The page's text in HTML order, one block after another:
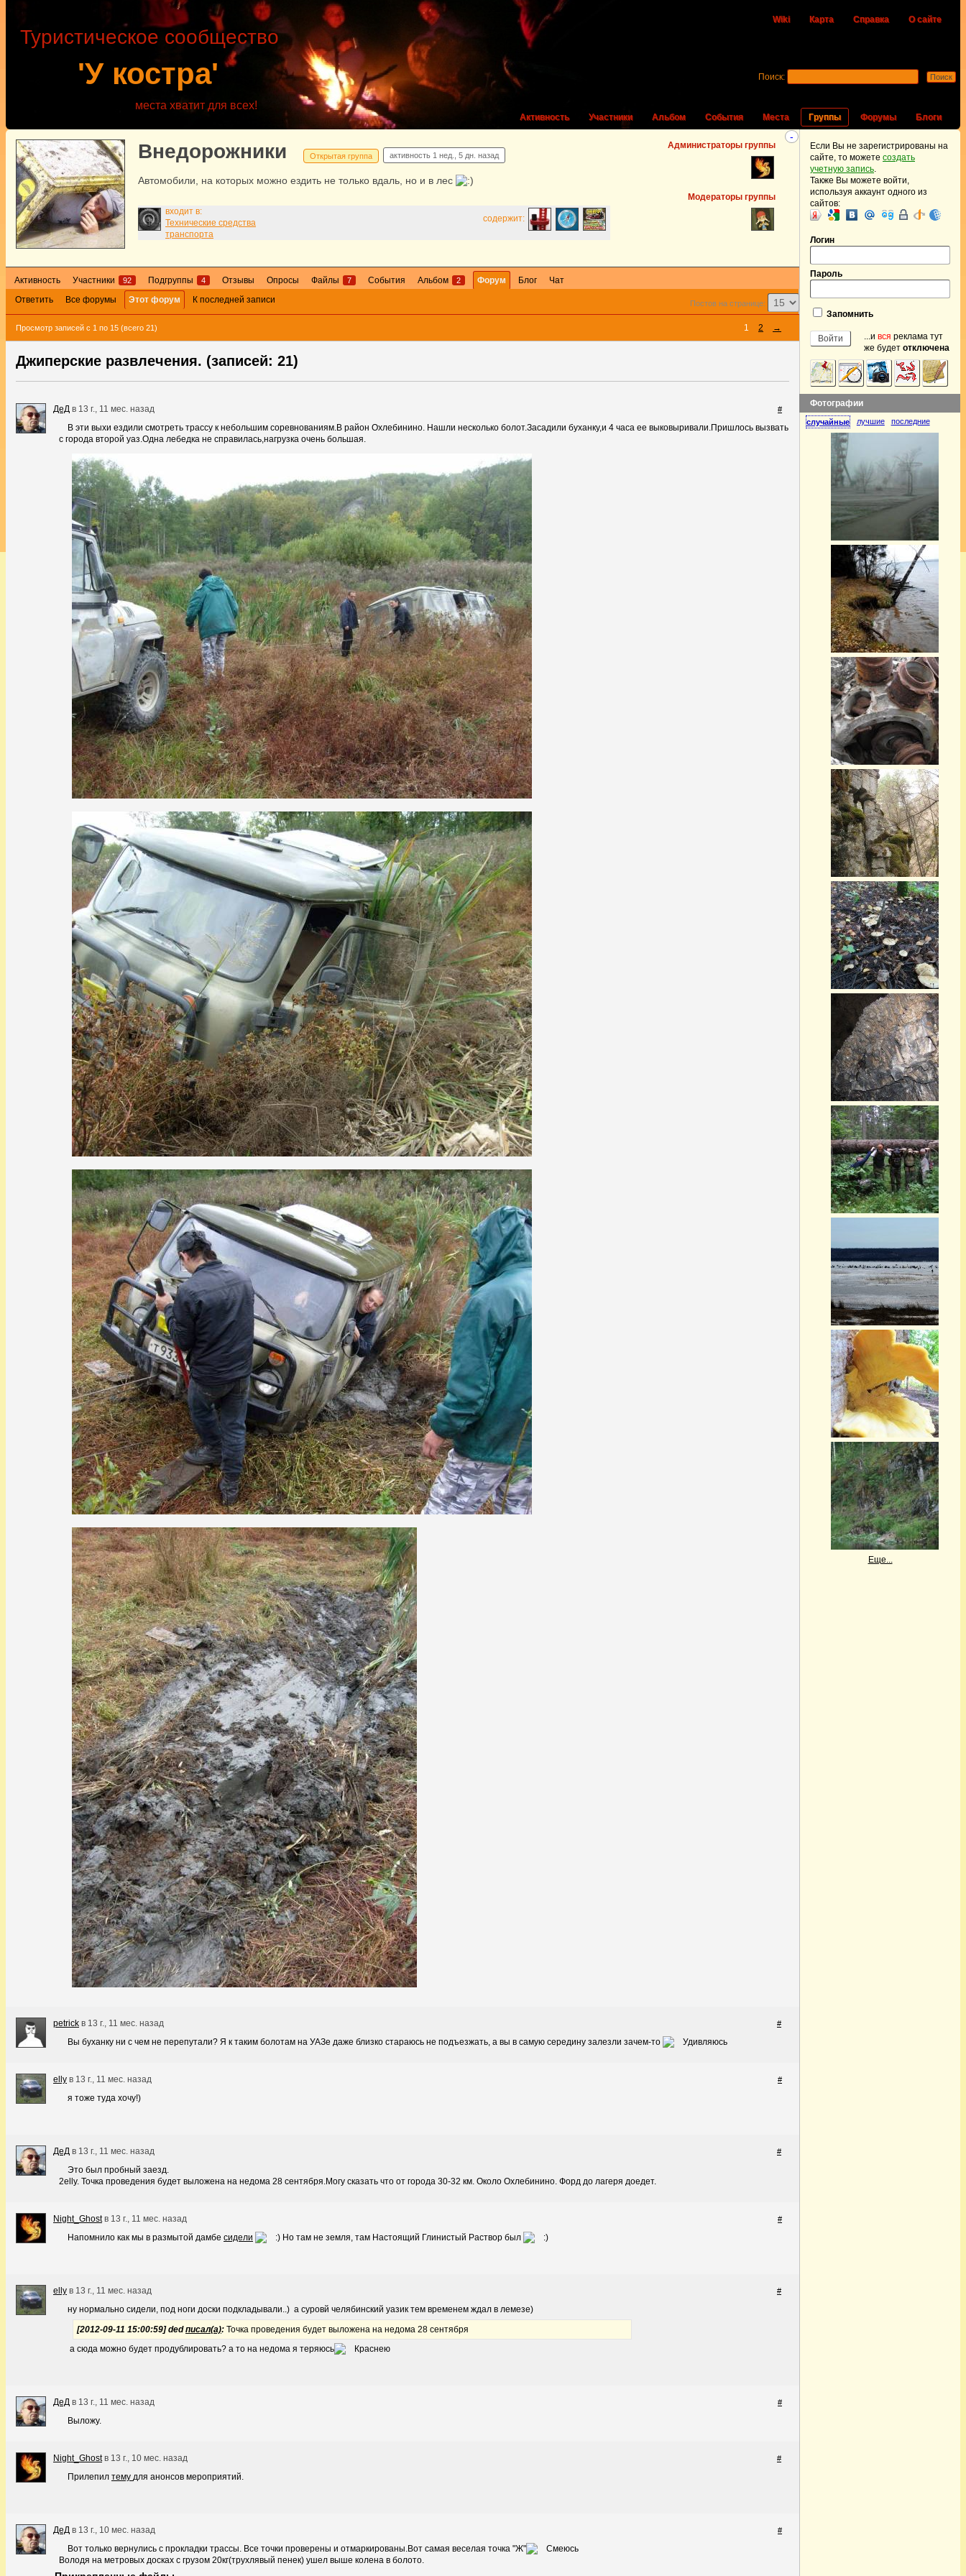
Wiki Карта Справка О сайте
'У костра'
Туристическое сообщество
места хватит для всех!
Активность Участники Альбом События Места Группы Форумы Блоги
Поиск:
-
Администраторы группы
Модераторы группы
Внедорожники Открытая группа активность 1 нед., 5 дн. назад
Автомобили, на которых можно ездить не только вдаль, но и в лес
входит в:
Технические средства
транспорта
содержит:
Активность Участники 92 Подгруппы 4 Отзывы Опросы Файлы 7 События Альбом 2 Форум Блог
Чат
Ответить
Все форумы Этот форум К последней записи Постов на странице:
Просмотр записей с 1 по 15 (всего 21) 1 2 →
Джиперские развлечения. (записей: 21)
ДеД в 13 г., 11 мес. назад
В эти выхи ездили смотреть трассу к небольшим соревнованиям.В район Охлебинино. Нашли несколько болот.Засадили буханку,и 4 часа ее выковыривали.Пришлось вызвать
с города второй уаз.Одна лебедка не справилась,нагрузка очень большая.
#
petrick в 13 г., 11 мес. назад
Вы буханку ни с чем не перепутали? Я к таким болотам на УАЗе даже близко стараюсь не подъезжать, а вы в самую середину залезли зачем-то
#
elly в 13 г., 11 мес. назад
я тоже туда хочу!)
#
ДеД в 13 г., 11 мес. назад
Это был пробный заезд.
2elly. Точка проведения будет выложена на недома 28 сентября.Могу сказать что от города 30-32 км. Около Охлебинино. Форд до лагеря доедет.
#
Night_Ghostв 13 г., 11 мес. назад
Напомнило как мы в размытой дамбе сидели Но там не земля, там Настоящий Глинистый Раствор был
#
elly в 13 г., 11 мес. назад
ну нормально сидели, под ноги доски подкладывали..) а суровй челябинский уазик тем временем ждал в лемезе)
[2012-09-11 15:00:59] dedписал(а): Точка проведения будет выложена на недома 28 сентября
а сюда можно будет продублировать? а то на недома я теряюсь
#
ДеД в 13 г., 11 мес. назад
Выложу.
#
Night_Ghostв 13 г., 10 мес. назад
Прилепил тему для анонсов мероприятий.
#
ДеД в 13 г., 10 мес. назад
Вот только вернулись с прокладки трассы. Все точки проверены и отмаркированы.Вот самая веселая точка "Ж"
Володя на метровых досках с грузом 20кг(трухлявый пенек) ушел выше колена в болото.
#
Если Вы не зарегистрированы на
сайте, то можете создать
учетную запись.
Также Вы можете войти,
используя аккаунт одного из
сайтов:
Логин
Пароль
Запомнить
...и вся реклама тут
же будет отключена
Фотографии
случайные лучшие последние
Еще...